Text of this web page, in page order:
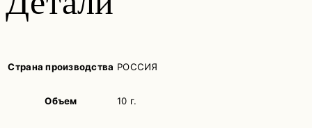
Страна производства РОССИЯ
Объем 10 г.